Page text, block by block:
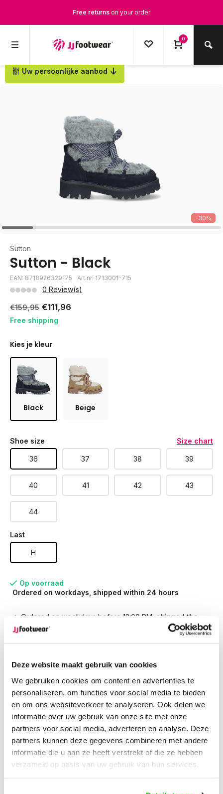
Deze website maakt gebruik van cookies
We gebruiken cookies om content en advertenties te
personaliseren, om functies voor social media te bieden
en om ons websiteverkeer te analyseren. Ook delen we
informatie over uw gebruik van onze site met onze
partners voor social media, adverteren en analyse. Deze
partners kunnen deze gegevens combineren met andere
informatie die u aan ze heeft verstrekt of die ze hebben
verzameld op basis van uw gebruik van hun services.
Free Shippingfrom €100,-
1500+ models in stock
Ordered on weekdays before 12:00 PM, shipped the same day
0
Uw persoonlijke aanbod
Back
-30%
Sutton
Sutton - Black
EAN: 8718926329175 Art.nr: 1713001-715
0 Review(s)
€159,95 €111,96
Free shipping
Kies je kleur
Black Beige
Shoe size Size chart
36 37 38 39
40 41 42 43
44
Last
H
Op voorraad
Ordered on workdays, shipped within 24 hours
Ordered on weekdays before 12:00 PM,
shipped the
same day
1500+ models in stock
Description
Sutton - Black
The black version of Sutton is a soft and warm wide fit
leather ankle boot made of fur, a faux-fur lining. It's equipped
with a thick rubber lug sole for good grip, front laces, and a